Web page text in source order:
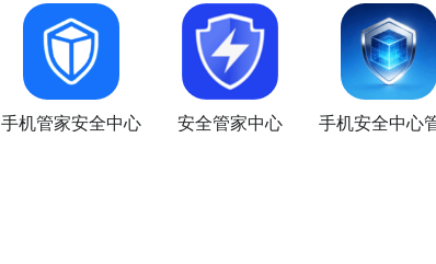
手机管家安全中心 安全管家中心 手机安全中心